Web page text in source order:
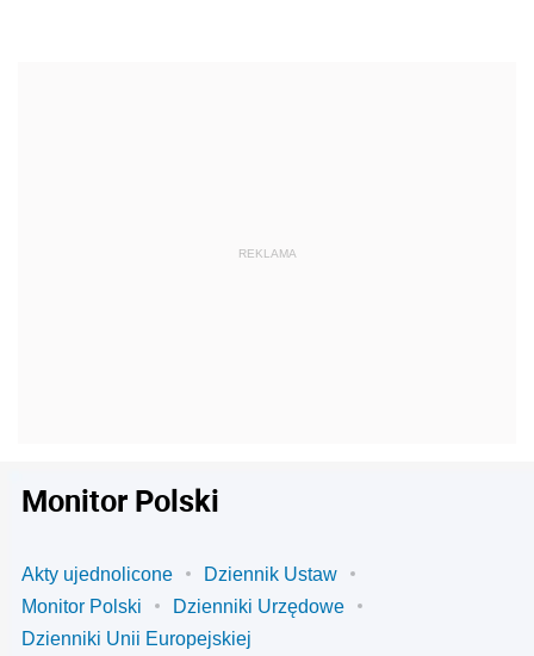
Monitor Polski
Akty ujednolicone
Dziennik Ustaw
Monitor Polski
Dzienniki Urzędowe
Dzienniki Unii Europejskiej